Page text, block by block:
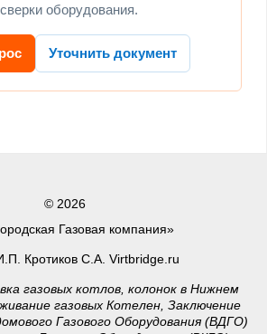
оборудования.
Уточнить документ
© 2026
Газовая компания»
Кротиков С.А. Virtbridge.ru
газовых котлов, колонок в Нижнем
газовых Котелен, Заключение
Газового Оборудования (ВДГО)